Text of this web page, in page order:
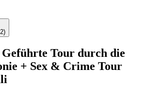
)
Tour durch die
+ Sex & Crime Tour